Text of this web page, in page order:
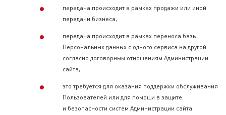
передача происходит в рамках продажи или иной
передачи бизнеса;
передача происходит в рамках переноса базы
Персональных данных с одного сервиса на другой
согласно договорным отношениям Администрации
сайта;
это требуется для оказания поддержки обслуживания
Пользователей или для помощи в защите
и безопасности систем Администрации сайта.